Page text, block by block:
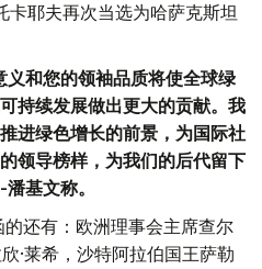
卡耶夫再次当选为哈萨克斯坦
和您的领袖品质将使全球绿
持续发展做出更大的贡献。我
进绿色增长的前景，为国际社
领导榜样，为我们的后代留下
基文称。
还有：欧洲理事会主席查尔
·莱希，沙特阿拉伯国王萨勒